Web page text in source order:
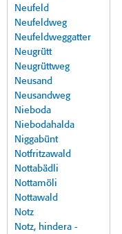
Neufeld
Neufeldweg
Neufeldweggatter
Neugrütt
Neugrüttweg
Neusand
Neusandweg
Nieboda
Niebodahalda
Niggabünt
Notfritzawald
Nottabädli
Nottamöli
Nottawald
Notz
Notz, hindera -